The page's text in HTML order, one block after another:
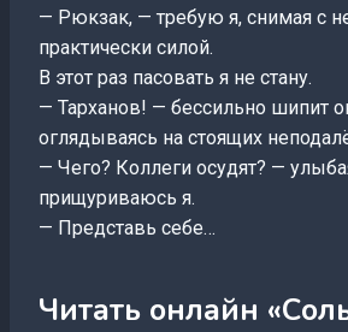
— Рюкзак, — требую я, снимая с
практически силой.
В этот раз пасовать я не стану.
— Тарханов! — бессильно шипит
оглядываясь на стоящих
— Чего? Коллеги осудят? —
прищуриваюсь я.
— Представь себе…
Читать онлайн